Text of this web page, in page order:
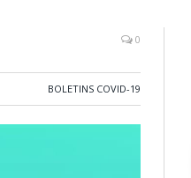
0
BOLETINS COVID-19